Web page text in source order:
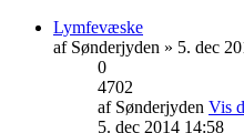
Lymfevæske
af Sønderjyden » 5. dec
0
4702
af Sønderjyden Vis
5. dec 2014 14:58